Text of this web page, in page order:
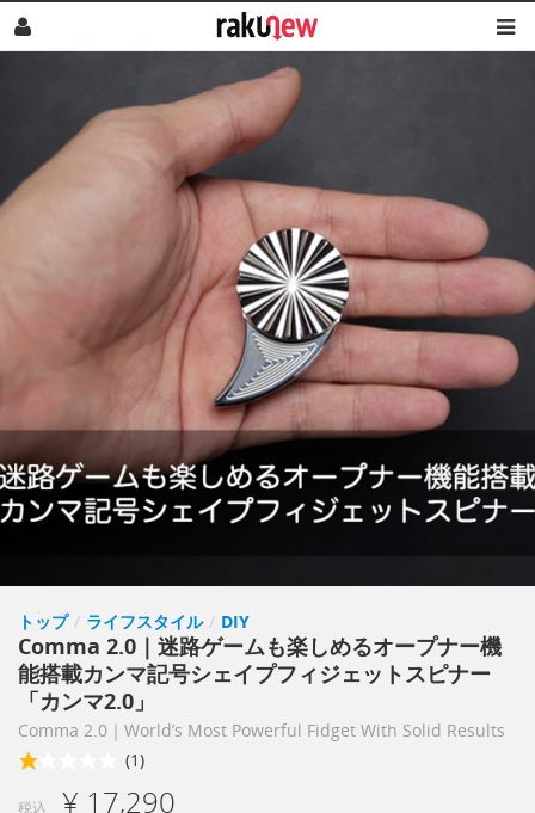
トップ / ライフスタイル / DIY
Comma 2.0｜迷路ゲームも楽しめるオープナー機
能搭載カンマ記号シェイプフィジェットスピナー
「カンマ2.0」
Comma 2.0｜World’s Most Powerful Fidget With Solid Results
(1)
税込 ¥ 17,290